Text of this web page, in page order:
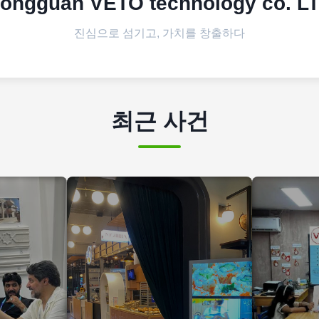
진심으로 섬기고, 가치를 창출하다
최근 사건